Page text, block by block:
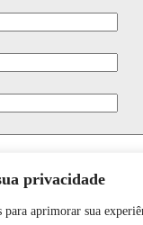
privacidade
aprimorar sua